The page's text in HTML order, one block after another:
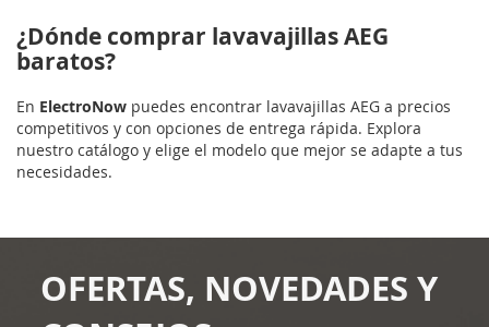
¿Dónde comprar lavavajillas AEG
baratos?
En ElectroNow puedes encontrar lavavajillas AEG a precios
competitivos y con opciones de entrega rápida. Explora
nuestro catálogo y elige el modelo que mejor se adapte a tus
necesidades.
OFERTAS, NOVEDADES Y